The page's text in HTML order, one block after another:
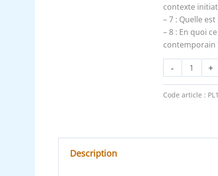
contexte
– 7 : Quelle
– 8 : En quoi
contemporain
- +
Code article :
Description